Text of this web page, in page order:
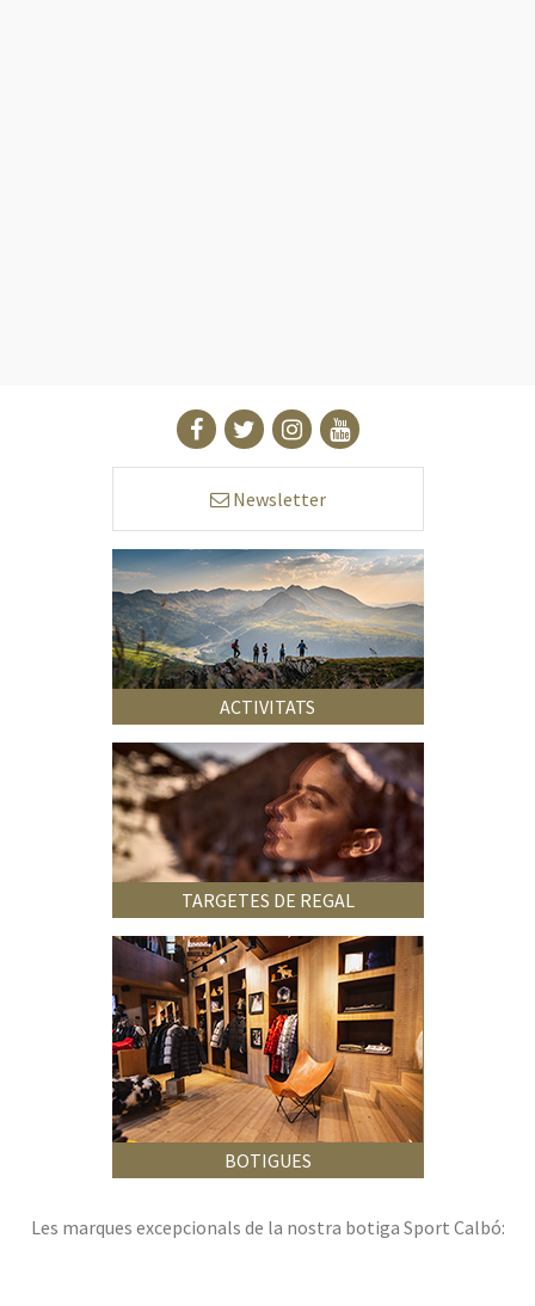
Newsletter
ACTIVITATS
TARGETES DE REGAL
BOTIGUES
Les marques excepcionals de la nostra botiga Sport Calbó: